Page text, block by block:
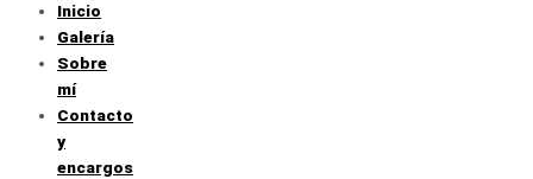
Inicio
Galería
Sobre
mí
Contacto
y
encargos